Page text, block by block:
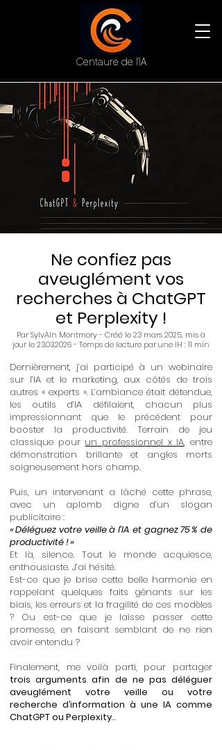
Centaure de l'IA
Ne confiez pas
aveuglément vos
recherches à ChatGPT
et Perplexity !
Par SylvAIn Montmory - Créé le 23 mars 2025, mis à
jour le23.03.2026- Temps de lecture par une IH : 11 min
Dernièrement, j’ai participé à un webinaire
sur l’IA et le marketing, aux côtés de trois
autres « experts ». L’ambiance était détendue,
les outils d’IA défilaient, chacun plus
impressionnant que le précédent pour
booster la productivité. Terrain de jeu
classique pour un professionnel x IA, entre
démonstration brillante et angles morts
soigneusement hors champ.
Puis, un intervenant a lâché cette phrase,
avec un aplomb digne d’un slogan
publicitaire :
« Déléguez votre veille à l’IA et gagnez 75 % de
productivité ! »
Et là, silence. Tout le monde acquiesce,
enthousiaste. J’ai hésité.
Est-ce que je brise cette belle harmonie en
rappelant quelques faits gênants sur les
biais, les erreurs et la fragilité de ces modèles
? Ou est-ce que je laisse passer cette
promesse, en faisant semblant de ne rien
avoir entendu ?
Finalement, me voilà parti, pour partager
trois arguments afin de ne pas déléguer
aveuglément votre veille ou votre
recherche d’information à une IA comme
ChatGPT ou Perplexity…